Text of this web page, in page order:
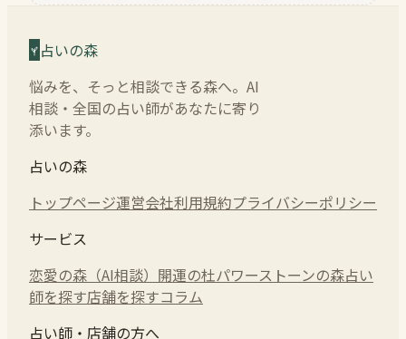
占いの森
悩みを、そっと相談できる森へ。AI
相談・全国の占い師があなたに寄り
添います。
占いの森
トップページ運営会社利用規約プライバシーポリシー
サービス
恋愛の森（AI相談） 開運の杜パワーストーンの森占い
師を探す店舗を探すコラム
占い師・店舗の方へ